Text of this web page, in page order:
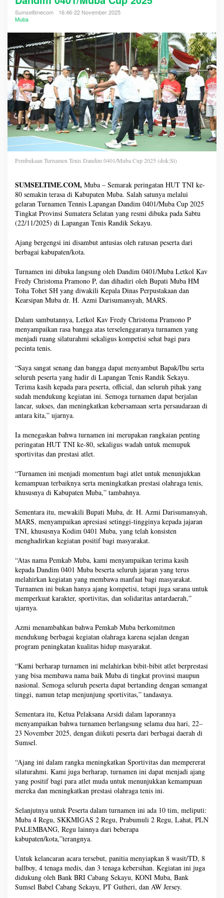
Sumseltimecom
16:46-22 November 2025
Muba
Pembukaan Turnamen Tenis Dandim 0401/Muba Cup 2025 (dok:St)
SUMSELTIME.COM, Muba – Semarak peringatan HUT TNI ke-
80 semakin terasa di Kabupaten Muba. Salah satunya melalui
gelaran Turnamen Tennis Lapangan Dandim 0401/Muba Cup 2025
Tingkat Provinsi Sumatera Selatan yang resmi dibuka pada Sabtu
(22/11/2025) di Lapangan Tenis Randik Sekayu.
Ajang bergengsi ini disambut antusias oleh ratusan peserta dari
berbagai kabupaten/kota.
Turnamen ini dibuka langsung oleh Dandim 0401/Muba Letkol Kav
Fredy Christoma Pramono P, dan dihadiri oleh Bupati Muba HM
Toha Tohet SH yang diwakili Kepala Dinas Perpustakaan dan
Kearsipan Muba dr. H. Azmi Darisumansyah, MARS.
Dalam sambutannya, Letkol Kav Fredy Christoma Pramono P
menyampaikan rasa bangga atas terselenggaranya turnamen yang
menjadi ruang silaturahmi sekaligus kompetisi sehat bagi para
pecinta tenis.
“Saya sangat senang dan bangga dapat menyambut Bapak/Ibu serta
seluruh peserta yang hadir di Lapangan Tenis Randik Sekayu.
Terima kasih kepada para peserta, official, dan seluruh pihak yang
sudah mendukung kegiatan ini. Semoga turnamen dapat berjalan
lancar, sukses, dan meningkatkan kebersamaan serta persaudaraan di
antara kita,” ujarnya.
Ia menegaskan bahwa turnamen ini merupakan rangkaian penting
peringatan HUT TNI ke-80, sekaligus wadah untuk memupuk
sportivitas dan prestasi atlet.
“Turnamen ini menjadi momentum bagi atlet untuk menunjukkan
kemampuan terbaiknya serta meningkatkan prestasi olahraga tenis,
khususnya di Kabupaten Muba,” tambahnya.
Sementara itu, mewakili Bupati Muba, dr. H. Azmi Darisumansyah,
MARS, menyampaikan apresiasi setinggi-tingginya kepada jajaran
TNI, khususnya Kodim 0401 Muba, yang telah konsisten
menghadirkan kegiatan positif bagi masyarakat.
“Atas nama Pemkab Muba, kami menyampaikan terima kasih
kepada Dandim 0401 Muba beserta seluruh jajaran yang terus
melahirkan kegiatan yang membawa manfaat bagi masyarakat.
Turnamen ini bukan hanya ajang kompetisi, tetapi juga sarana untuk
memperkuat karakter, sportivitas, dan solidaritas antardaerah,”
ujarnya.
Azmi menambahkan bahwa Pemkab Muba berkomitmen
mendukung berbagai kegiatan olahraga karena sejalan dengan
program peningkatan kualitas hidup masyarakat.
“Kami berharap turnamen ini melahirkan bibit-bibit atlet berprestasi
yang bisa membawa nama baik Muba di tingkat provinsi maupun
nasional. Semoga seluruh peserta dapat bertanding dengan semangat
tinggi, namun tetap menjunjung sportivitas,” tandasnya.
Sementara itu, Ketua Pelaksana Arsidi dalam laporannya
menyampaikan bahwa turnamen berlangsung selama dua hari, 22–
23 November 2025, dengan diikuti peserta dari berbagai daerah di
Sumsel.
“Ajang ini dalam rangka meningkatkan Sportivitas dan mempererat
silaturahmi. Kami juga berharap, turnamen ini dapat menjadi ajang
yang positif bagi para atlet muda untuk menunjukkan kemampuan
mereka dan meningkatkan prestasi olahraga tenis ini.
Selanjutnya untuk Peserta dalam turnamen ini ada 10 tim, meliputi:
Muba 4 Regu, SKKMIGAS 2 Regu, Prabumuli 2 Regu, Lahat, PLN
PALEMBANG, Regu lainnya dari beberapa
kabupaten/kota,”terangnya.
Untuk kelancaran acara tersebut, panitia menyiapkan 8 wasit/TD, 8
ballboy, 4 tenaga medis, dan 3 tenaga kebersihan. Kegiatan ini juga
didukung oleh Bank BRI Cabang Sekayu, KONI Muba, Bank
Sumsel Babel Cabang Sekayu, PT Gutheri, dan AW Jersey.